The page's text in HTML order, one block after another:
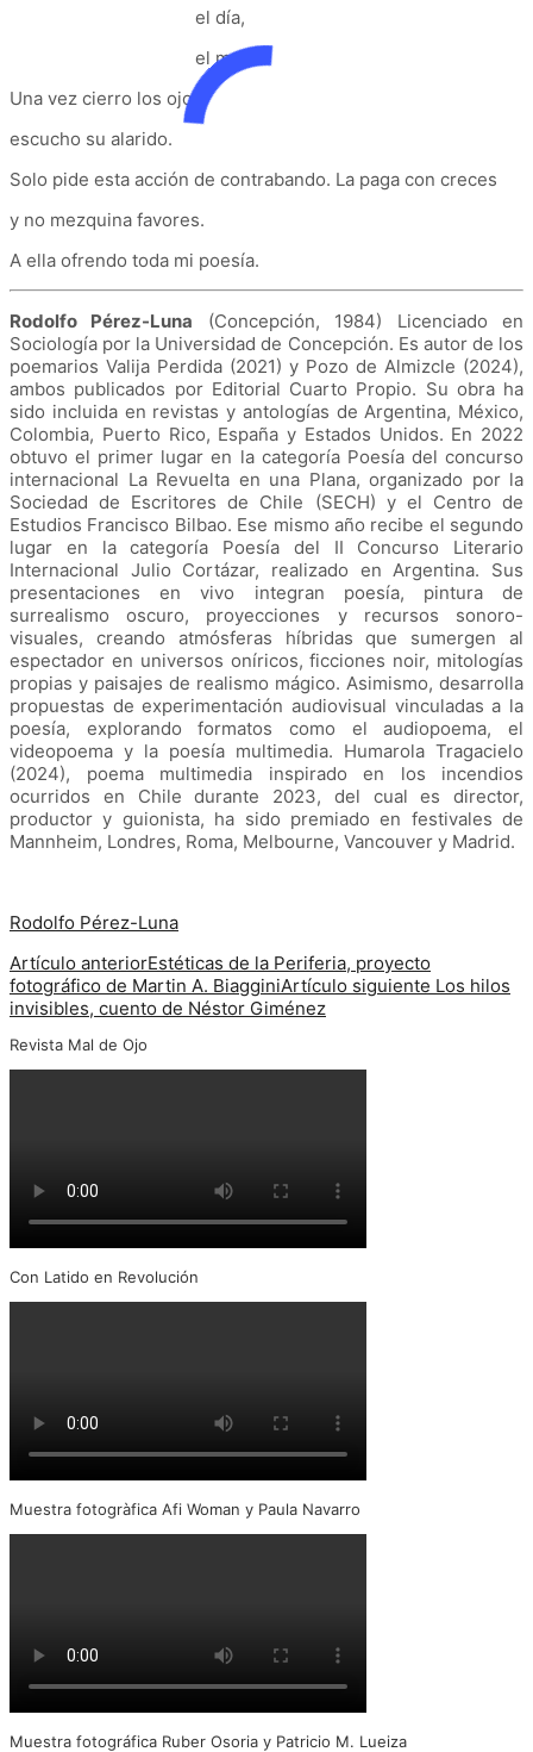
el día,
el mar.
Una vez cierro los ojos
escucho su alarido.
Solo pide esta acción de contrabando. La paga con creces
y no mezquina favores.
A ella ofrendo toda mi poesía.
Rodolfo Pérez-Luna (Concepción, 1984) Licenciado en
Sociología por la Universidad de Concepción. Es autor de los
poemarios Valija Perdida (2021) y Pozo de Almizcle (2024),
ambos publicados por Editorial Cuarto Propio. Su obra ha
sido incluida en revistas y antologías de Argentina, México,
Colombia, Puerto Rico, España y Estados Unidos. En 2022
obtuvo el primer lugar en la categoría Poesía del concurso
internacional La Revuelta en una Plana, organizado por la
Sociedad de Escritores de Chile (SECH) y el Centro de
Estudios Francisco Bilbao. Ese mismo año recibe el segundo
lugar en la categoría Poesía del II Concurso Literario
Internacional Julio Cortázar, realizado en Argentina. Sus
presentaciones en vivo integran poesía, pintura de
surrealismo oscuro, proyecciones y recursos sonoro-
visuales, creando atmósferas híbridas que sumergen al
espectador en universos oníricos, ficciones noir, mitologías
propias y paisajes de realismo mágico. Asimismo, desarrolla
propuestas de experimentación audiovisual vinculadas a la
poesía, explorando formatos como el audiopoema, el
videopoema y la poesía multimedia. Humarola Tragacielo
(2024), poema multimedia inspirado en los incendios
ocurridos en Chile durante 2023, del cual es director,
productor y guionista, ha sido premiado en festivales de
Mannheim, Londres, Roma, Melbourne, Vancouver y Madrid.
Rodolfo Pérez-Luna
Artículo anteriorEstéticas de la Periferia, proyecto
fotográfico de Martin A. BiagginiArtículo siguiente Los hilos
invisibles, cuento de Néstor Giménez
Revista Mal de Ojo
Con Latido en Revolución
Muestra fotogràfica Afi Woman y Paula Navarro
Muestra fotográfica Ruber Osoria y Patricio M. Lueiza